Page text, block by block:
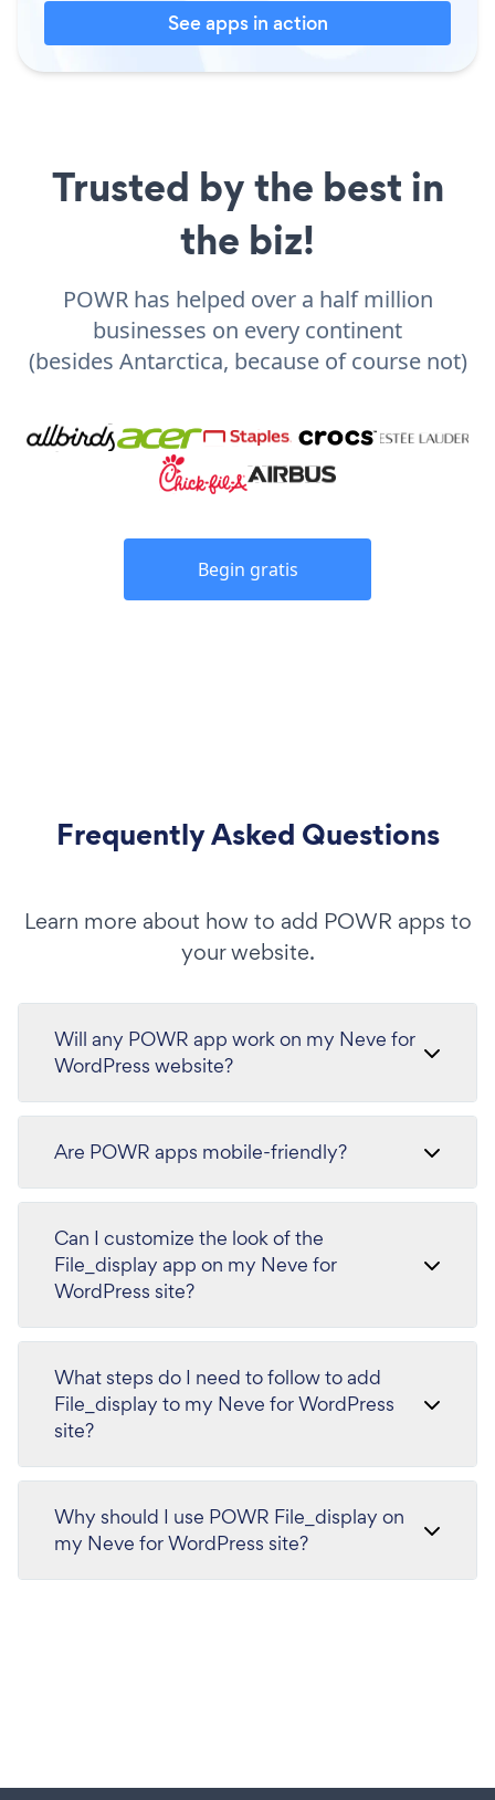
See apps in action
Trusted by the best in
the biz!
POWR has helped over a half million
businesses on every continent
(besides Antarctica, because of course not)
Begin gratis
Frequently Asked Questions
Learn more about how to add POWR apps to
your website.
Will any POWR app work on my Neve for
WordPress website?
Are POWR apps mobile-friendly?
Can I customize the look of the
File_display app on my Neve for
WordPress site?
What steps do I need to follow to add
File_display to my Neve for WordPress
site?
Why should I use POWR File_display on
my Neve for WordPress site?